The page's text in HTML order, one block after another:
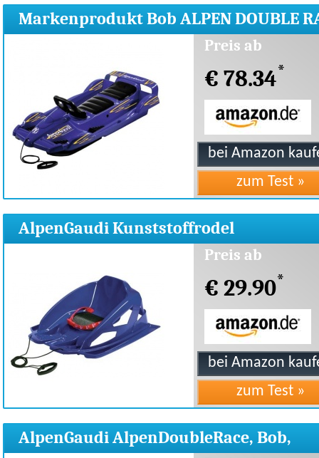
Markenprodukt Bob ALPEN DOUBLE
Preis ab
€ 78.34*
AlpenGaudi Kunststoffrodel
AlpenBambino Bob 6,75 cmPreis ab
€ 29.90*
AlpenGaudi AlpenDoubleRace, Bob,